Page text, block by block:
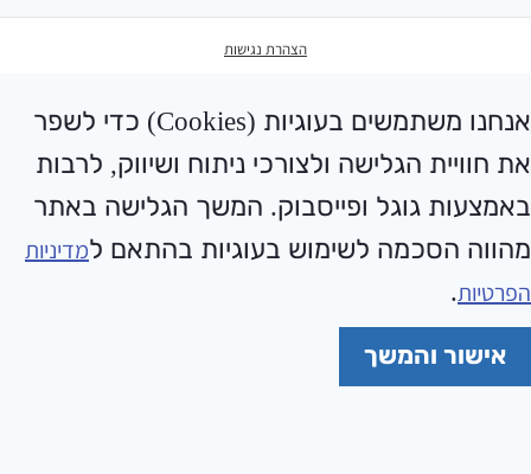
הצהרת נגישות
אנחנו משתמשים בעוגיות (Cookies) כדי לשפר
את חוויית הגלישה ולצורכי ניתוח ושיווק, לרבות
באמצעות גוגל ופייסבוק. המשך הגלישה באתר
מהווה הסכמה לשימוש בעוגיות בהתאם למדיניות
הפרטיות.
אישור והמשך